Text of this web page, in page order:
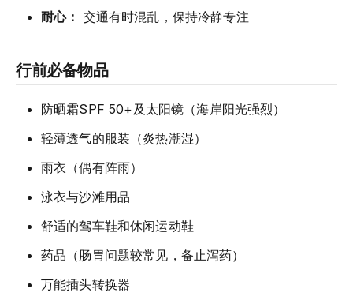
耐心： 交通有时混乱，保持冷静专注
行前必备物品
防晒霜SPF 50+及太阳镜（海岸阳光强烈）
轻薄透气的服装（炎热潮湿）
雨衣（偶有阵雨）
泳衣与沙滩用品
舒适的驾车鞋和休闲运动鞋
药品（肠胃问题较常见，备止泻药）
万能插头转换器